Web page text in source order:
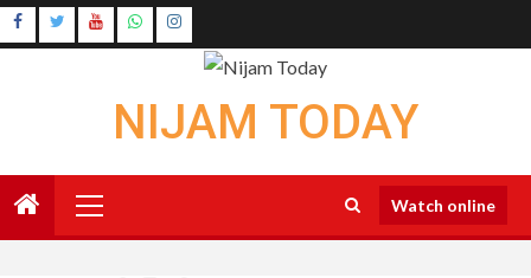
Skip
to
Instagram
NIJAM TODAY
Menu
Watch online